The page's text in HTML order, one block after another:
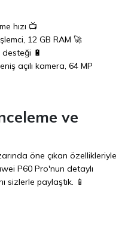
hızı 📺
12 GB RAM 🚀
🔋
açılı kamera, 64 MP
ve
öne çıkan özellikleriyle
P60 Pro'nun detaylı
sizlerle paylaştık. 📱